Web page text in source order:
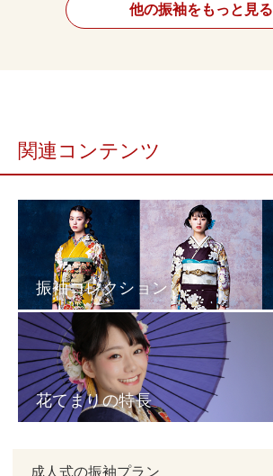
他の振袖をもっと見る
関連コンテンツ
振袖コレクション
花てまりの特長
成人式の振袖プラン